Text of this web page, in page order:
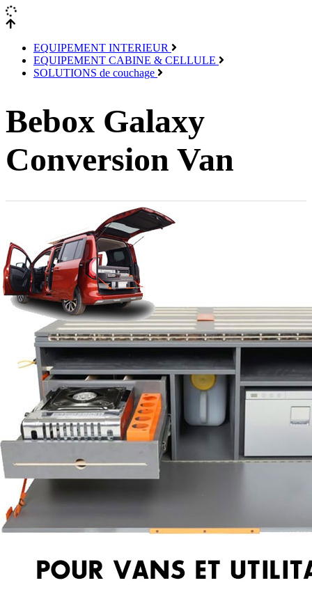
EQUIPEMENT INTERIEUR
EQUIPEMENT CABINE & CELLULE
SOLUTIONS de couchage
Bebox Galaxy
Conversion Van